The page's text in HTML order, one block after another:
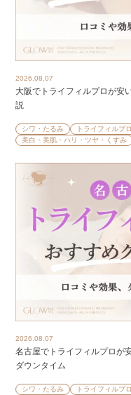
2026.08.07
大阪でトライフィルプロが安
説
シワ・たるみ トライフィルプロ
美白・美肌・ハリ・ツヤ・くすみ
2026.08.07
名古屋でトライフィルプロが
ダウンタイム
シワ・たるみ トライフィルプロ